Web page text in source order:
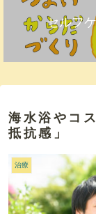
セルフ
海水浴やコ
抵抗感」
治療